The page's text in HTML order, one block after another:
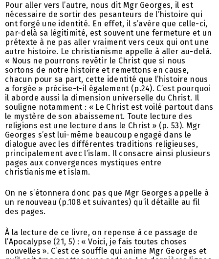
Pour aller vers l’autre, nous dit Mgr Georges, il est
nécessaire de sortir des pesanteurs de l’histoire qui
ont forgé une identité. En effet, il s’avère que celle-ci,
par-delà sa légitimité, est souvent une fermeture et un
prétexte à ne pas aller vraiment vers ceux qui ont une
autre histoire. Le christianisme appelle à aller au-delà.
« Nous ne pourrons revêtir le Christ que si nous
sortons de notre histoire et remettons en cause,
chacun pour sa part, cette identité que l’histoire nous
a forgée » précise-t-il également (p.24). C’est pourquoi
il aborde aussi la dimension universelle du Christ. Il
souligne notamment : « Le Christ est voilé partout dans
le mystère de son abaissement. Toute lecture des
religions est une lecture dans le Christ » (p. 53). Mgr
Georges s’est lui-même beaucoup engagé dans le
dialogue avec les différentes traditions religieuses,
principalement avec l’islam. Il consacre ainsi plusieurs
pages aux convergences mystiques entre
christianisme et islam.
On ne s’étonnera donc pas que Mgr Georges appelle à
un renouveau (p.108 et suivantes) qu’il détaille au fil
des pages.
À la lecture de ce livre, on repense à ce passage de
l’Apocalypse (21, 5) : « Voici, je fais toutes choses
nouvelles ». C’est ce souffle qui anime Mgr Georges et